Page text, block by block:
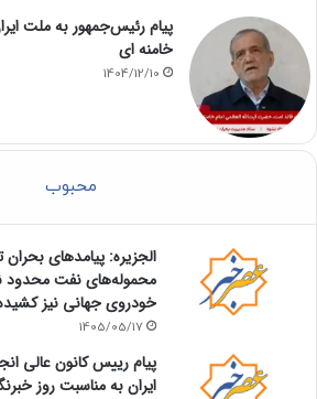
پیام رئیس‌جمهور به ملت
خامنه ای
1404/12/10
محبوب
الجزیره: پیامدهای بحران
محموله‌های نفت محدود
خودروی جهانی نیز
1405/05/17
پیام رییس کانون عالی
ایران به مناسبت روز